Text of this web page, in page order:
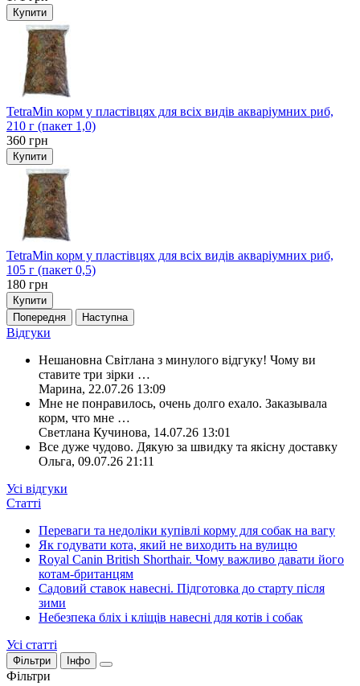
Купити
TetraMin корм у пластівцях для всіх видів акваріумних риб,
210 г (пакет 1,0)
360 грн
Купити
TetraMin корм у пластівцях для всіх видів акваріумних риб,
105 г (пакет 0,5)
180 грн
Купити
Попередня
Наступна
Відгуки
Нешановна Світлана з минулого відгуку! Чому ви
ставите три зірки …
Марина, 22.07.26 13:09
Мне не понравилось, очень долго ехало. Заказывала
корм, что мне …
Светлана Кучинова, 14.07.26 13:01
Все дуже чудово. Дякую за швидку та якісну доставку
Ольга, 09.07.26 21:11
Усі відгуки
Статті
Переваги та недоліки купівлі корму для собак на вагу
Як годувати кота, який не виходить на вулицю
Royal Canin British Shorthair. Чому важливо давати його
котам-британцям
Садовий ставок навесні. Підготовка до старту після
зими
Небезпека бліх і кліщів навесні для котів і собак
Усі статті
Фільтри Інфо
Фільтри